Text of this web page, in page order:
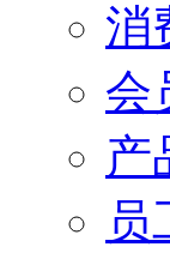
消
会
产
员